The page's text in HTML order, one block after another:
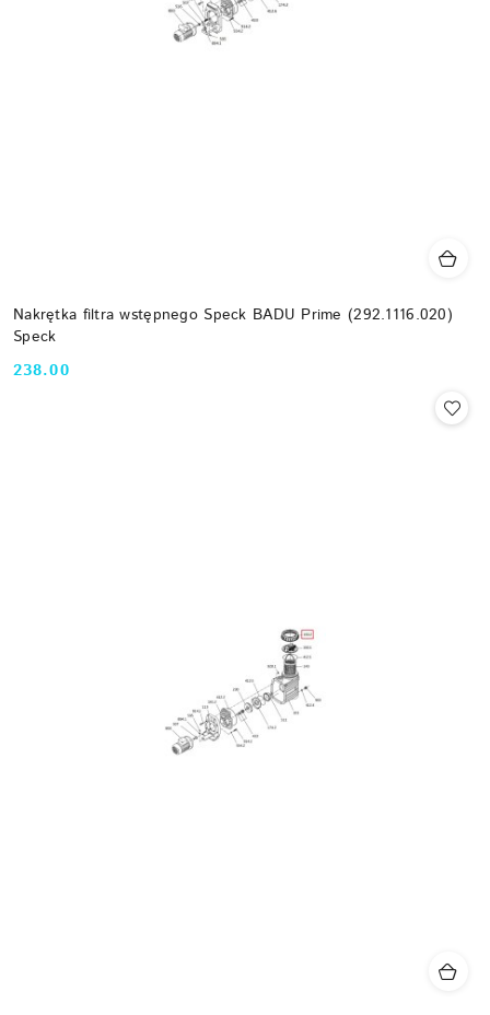
Nakrętka filtra wstępnego Speck BADU Prime (292.1116.020)
Speck
Cena:
238.00